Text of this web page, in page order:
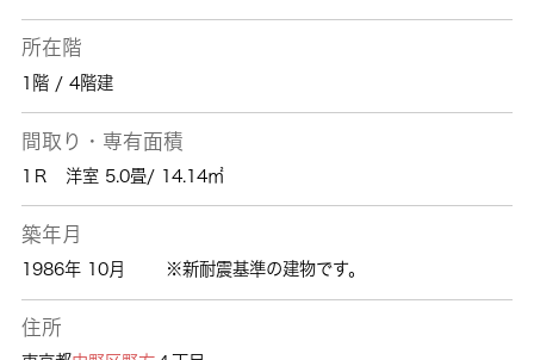
所在階
1階 / 4階建
間取り・専有面積
1Ｒ 洋室 5.0畳/ 14.14㎡
築年月
1986年 10月 ※新耐震基準の建物です。
住所